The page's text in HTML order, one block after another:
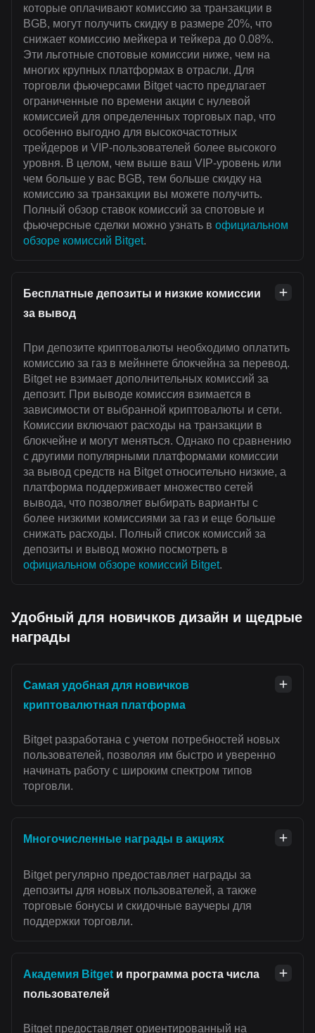
которые оплачивают комиссию за транзакции в
BGB, могут получить скидку в размере 20%, что
снижает комиссию мейкера и тейкера до 0.08%.
Эти льготные спотовые комиссии ниже, чем на
многих крупных платформах в отрасли. Для
торговли фьючерсами Bitget часто предлагает
ограниченные по времени акции с нулевой
комиссией для определенных торговых пар, что
особенно выгодно для высокочастотных
трейдеров и VIP-пользователей более высокого
уровня. В целом, чем выше ваш VIP-уровень или
чем больше у вас BGB, тем больше скидку на
комиссию за транзакции вы можете получить.
Полный обзор ставок комиссий за спотовые и
фьючерсные сделки можно узнать в официальном
обзоре комиссий Bitget.
Бесплатные депозиты и низкие комиссии
за вывод
При депозите криптовалюты необходимо оплатить
комиссию за газ в мейннете блокчейна за перевод.
Bitget не взимает дополнительных комиссий за
депозит. При выводе комиссия взимается в
зависимости от выбранной криптовалюты и сети.
Комиссии включают расходы на транзакции в
блокчейне и могут меняться. Однако по сравнению
с другими популярными платформами комиссии
за вывод средств на Bitget относительно низкие, а
платформа поддерживает множество сетей
вывода, что позволяет выбирать варианты с
более низкими комиссиями за газ и еще больше
снижать расходы. Полный список комиссий за
депозиты и вывод можно посмотреть в
официальном обзоре комиссий Bitget.
Удобный для новичков дизайн и щедрые
награды
Самая удобная для новичков
криптовалютная платформа
Bitget разработана с учетом потребностей новых
пользователей, позволяя им быстро и уверенно
начинать работу с широким спектром типов
торговли.
Многочисленные награды в акциях
Bitget регулярно предоставляет награды за
депозиты для новых пользователей, а также
торговые бонусы и скидочные ваучеры для
поддержки торговли.
Академия Bitget и программа роста числа
пользователей
Bitget предоставляет ориентированный на